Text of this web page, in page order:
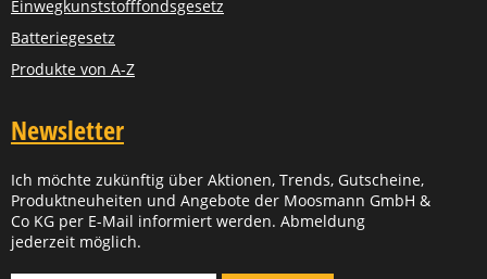
Einwegkunststofffondsgesetz
Batteriegesetz
Produkte von A-Z
Newsletter
Ich möchte zukünftig über Aktionen, Trends, Gutscheine,
Produktneuheiten und Angebote der Moosmann GmbH &
Co KG per E-Mail informiert werden. Abmeldung
jederzeit möglich.